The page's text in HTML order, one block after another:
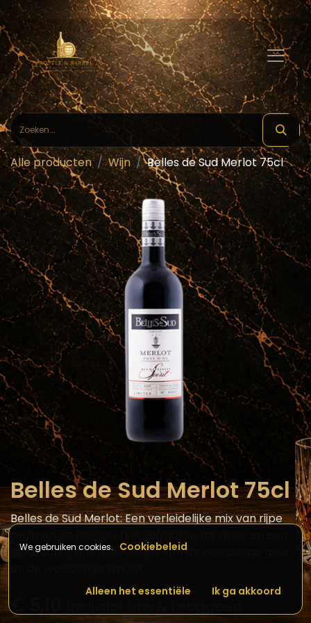
Alle producten Wijn Belles de Sud Merlot 75cl
Belles de Sud Merlot 75cl
Belles de Sud Merlot: Een verleidelijke mix van rijpe
zijdezachte afdronk. Geniet van de weelderige geur
€
We gebruiken cookies. Cookiebeleid
Alleen het essentiële Ik ga akkoord